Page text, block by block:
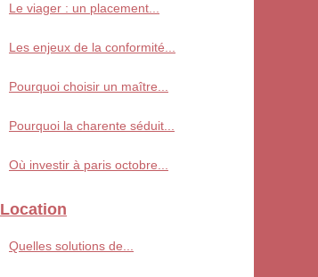
Le viager : un placement...
Les enjeux de la conformité...
Pourquoi choisir un maître...
Pourquoi la charente séduit...
Où investir à paris octobre...
Location
Quelles solutions de...